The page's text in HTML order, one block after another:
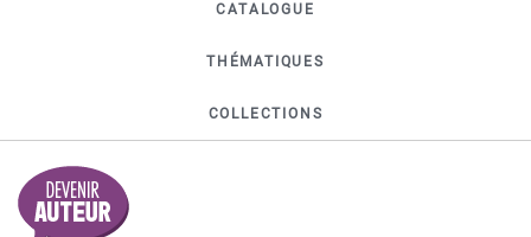
CATALOGUE
THÉMATIQUES
COLLECTIONS